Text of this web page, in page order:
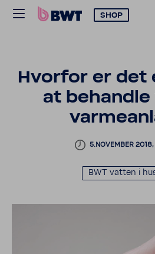
SHOP
Hvorfor er det
at behandle
5.NOVEMBER
BWT vatten i